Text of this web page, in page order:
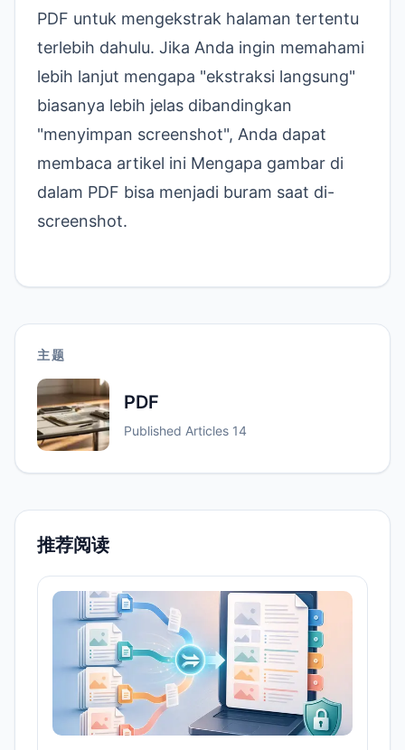
PDF untuk mengekstrak halaman tertentu
terlebih dahulu. Jika Anda ingin memahami
lebih lanjut mengapa "ekstraksi langsung"
biasanya lebih jelas dibandingkan
"menyimpan screenshot", Anda dapat
membaca artikel ini Mengapa gambar di
dalam PDF bisa menjadi buram saat di-
screenshot.
主题
PDF
Published Articles 14
推荐阅读